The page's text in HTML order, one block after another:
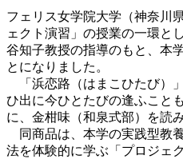
フェリス女学院大学（神奈川
ェクト演習」の授業の一環と
谷知子教授の指導のもと、本
とになりました。
「浜恋路（はまこひたび）
ひ出に今ひとたびの逢ふこと
に、金柑味（和泉式部）を読
同商品は、本学の実践型教
法を体験的に学ぶ「プロジェ